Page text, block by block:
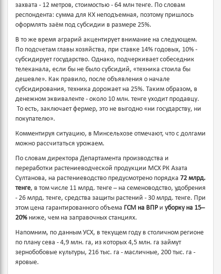
захвата - 12 метров, стоимостью - 64 млн тенге. По словам
респондента: сумма для КХ неподъемная, поэтому пришлось
оформлять заём под субсидии в размере 25%.
В то же время аграрий акцентирует внимание на следующем.
По подсчетам главы хозяйства, при ставке 14% годовых, 10% -
субсидирует государство. Однако, подчеркивает собеседник
телеканала, если бы не было субсидий, «техника стоила бы
дешевле». Как правило, после объявления о начале
субсидирования, техника дорожает на 25%. Таким образом, в
денежном эквиваленте - около 10 млн. тенге уходит продавцу.
То есть, заключает фермер, это не выгодно «ни государству, ни
покупателю».
Комментируя ситуацию, в Минсельхозе отмечают, что с долгами
можно рассчитаться урожаем.
По словам директора Департамента производства и
переработки растениеводческой продукции МСХ РК Азата
Султанова, на растениеводство предусмотрено порядка 72 млрд.
тенге, в том числе 11 млрд. тенге – на семеноводство, удобрения
- 26 млрд. тенге, средства защиты растений - 30 млрд. тенге. При
этом цена гарантированного объема ГСМ на ВПРи уборку на 15–
20% ниже, чем на заправочных станциях.
Напомним, по данным УСХ, в текущем году в столичном регионе
по плану сева - 4,9 млн. га, из которых 4,5 млн. га займут
зернобобовые культуры, 216 тыс. га - масличные, 200 тыс. га -
яровые.